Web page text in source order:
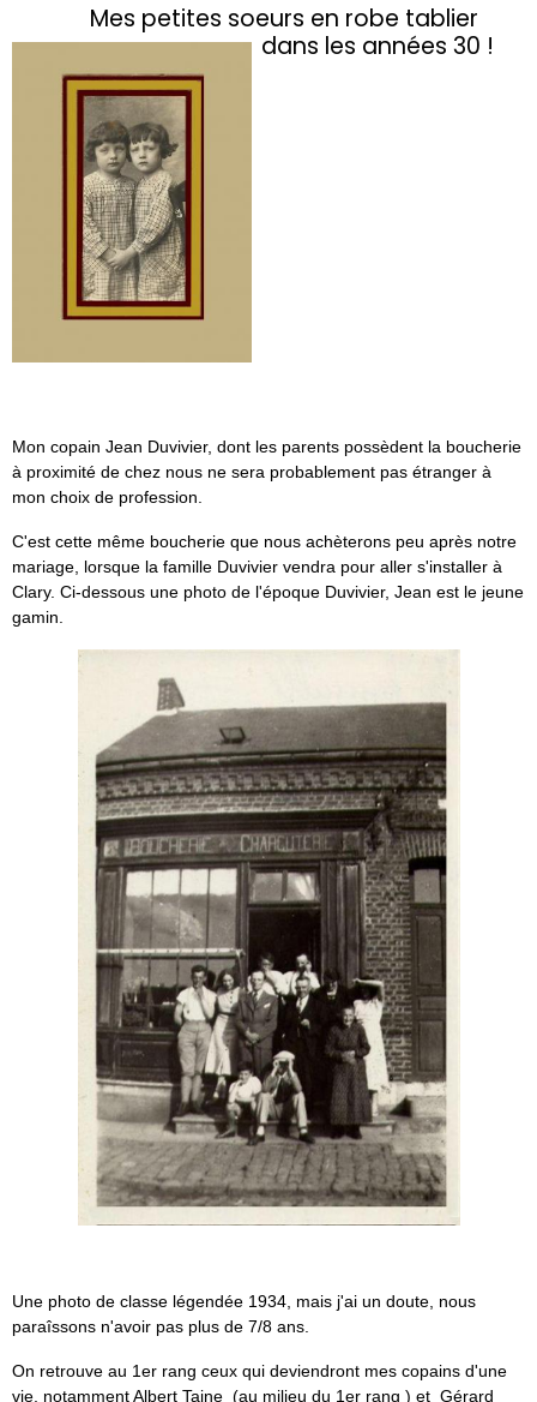
Mes petites soeurs en robe tablier
dans les années 30 !
Mon copain Jean Duvivier, dont les parents possèdent la boucherie
à proximité de chez nous ne sera probablement pas étranger à
mon choix de profession.
C'est cette même boucherie que nous achèterons peu après notre
mariage, lorsque la famille Duvivier vendra pour aller s'installer à
Clary. Ci-dessous une photo de l'époque Duvivier, Jean est le jeune
gamin.
Une photo de classe légendée 1934, mais j'ai un doute, nous
paraîssons n'avoir pas plus de 7/8 ans.
On retrouve au 1er rang ceux qui deviendront mes copains d'une
vie, notamment Albert Taine (au milieu du 1er rang ) et Gérard